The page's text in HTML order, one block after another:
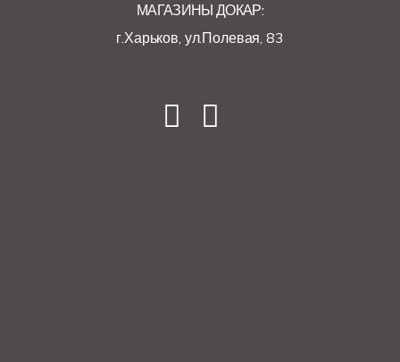
МАГАЗИНЫ ДОКАР:
г.Харьков, ул.Полевая, 83